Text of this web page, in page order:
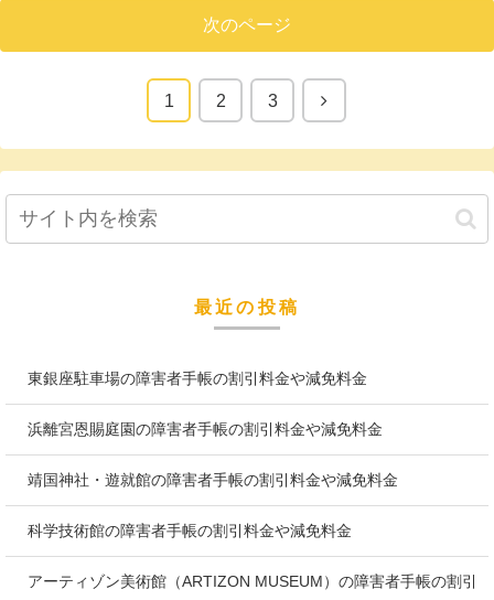
次のページ
1 2 3
最近の投稿
東銀座駐車場の障害者手帳の割引料金や減免料金
浜離宮恩賜庭園の障害者手帳の割引料金や減免料金
靖国神社・遊就館の障害者手帳の割引料金や減免料金
科学技術館の障害者手帳の割引料金や減免料金
アーティゾン美術館（ARTIZON MUSEUM）の障害者手帳の割引